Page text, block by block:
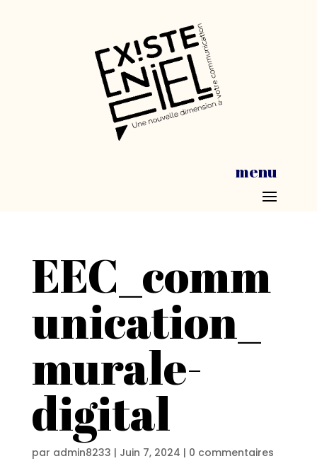
menu
EEC_comm
unication_
murale-
digital
par admin8233 | Juin 7, 2024 | 0 commentaires